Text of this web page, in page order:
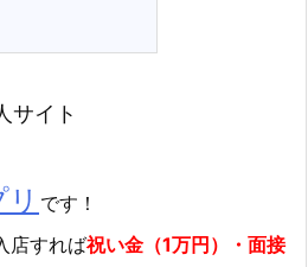
サイト
です！
店すれば祝い金（1万円）・面接